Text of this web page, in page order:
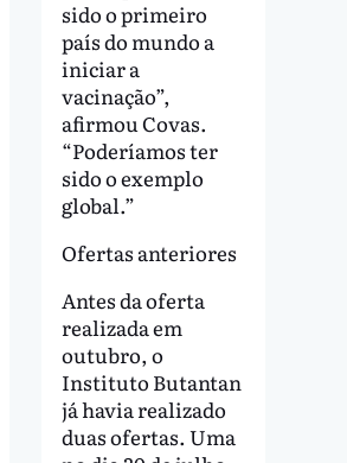
sido o primeiro
país do mundo a
iniciar a
vacinação”,
afirmou Covas.
“Poderíamos ter
sido o exemplo
global.”
Ofertas anteriores
Antes da oferta
realizada em
outubro, o
Instituto Butantan
já havia realizado
duas ofertas. Uma